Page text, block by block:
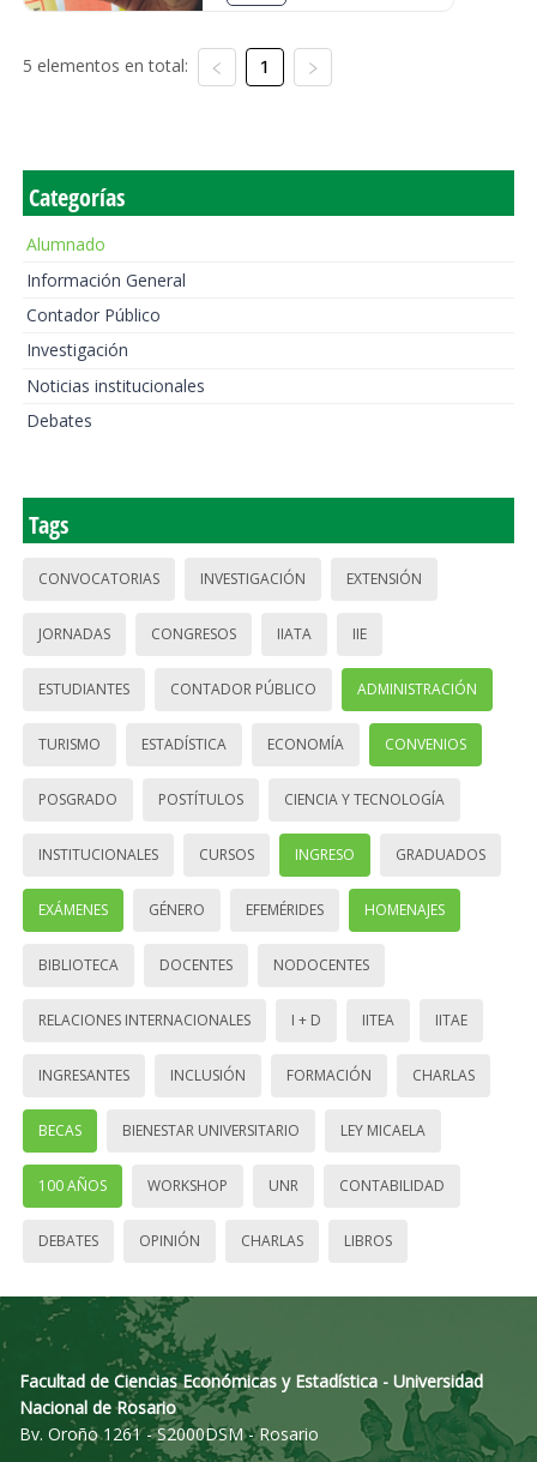
5 elementos en total: 1
Categorías
Alumnado
Información General
Contador Público
Investigación
Noticias institucionales
Debates
Tags
CONVOCATORIAS INVESTIGACIÓN EXTENSIÓN
JORNADAS CONGRESOS IIATA IIE
ESTUDIANTES CONTADOR PÚBLICO ADMINISTRACIÓN
TURISMO ESTADÍSTICA ECONOMÍA CONVENIOS
POSGRADO POSTÍTULOS CIENCIA Y TECNOLOGÍA
INSTITUCIONALES CURSOS INGRESO GRADUADOS
EXÁMENES GÉNERO EFEMÉRIDES HOMENAJES
BIBLIOTECA DOCENTES NODOCENTES
RELACIONES INTERNACIONALES I + D IITEA IITAE
INGRESANTES INCLUSIÓN FORMACIÓN CHARLAS
BECAS BIENESTAR UNIVERSITARIO LEY MICAELA
100 AÑOS WORKSHOP UNR CONTABILIDAD
DEBATES OPINIÓN CHARLAS LIBROS
Facultad de Ciencias Económicas y Estadística - Universidad
Nacional de Rosario
Bv. Oroño 1261 - S2000DSM - Rosario